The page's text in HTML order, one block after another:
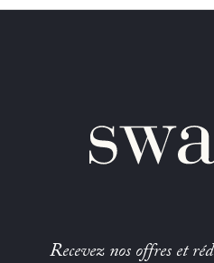
Recevez nos offres et